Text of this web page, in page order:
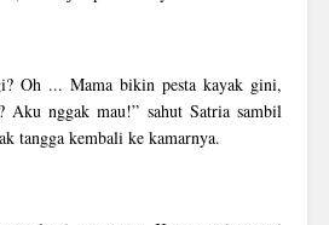
Oh ... Mama bikin pesta kayak gini,
Aku nggak mau!” sahut Satria sambil
tangga kembali ke kamarnya.